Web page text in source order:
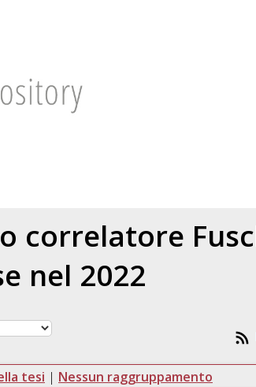
correlatore
nel 2022
tesi | Nessun raggruppamento